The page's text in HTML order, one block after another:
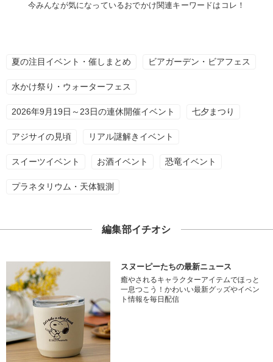
今みんなが気になっているおでかけ関連キーワードはコレ！
夏の注目イベント・催しまとめ ビアガーデン・ビアフェス
水かけ祭り・ウォーターフェス
2026年9月19日～23日の連休開催イベント 七夕まつり
アジサイの見頃 リアル謎解きイベント
スイーツイベント お酒イベント 恐竜イベント
プラネタリウム・天体観測
編集部イチオシ
スヌーピーたちの最新ニュース
癒やされるキャラクターアイテムでほっと
一息つこう！かわいい最新グッズやイベン
ト情報を毎日配信